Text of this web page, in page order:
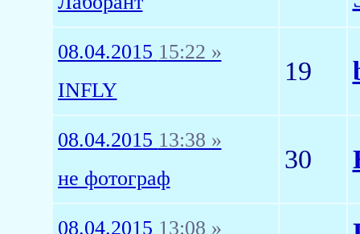
08.04.2015 15:22 »
INFLY
19
08.04.2015 13:38 »
не фотограф
30
08.04.2015 13:08 »